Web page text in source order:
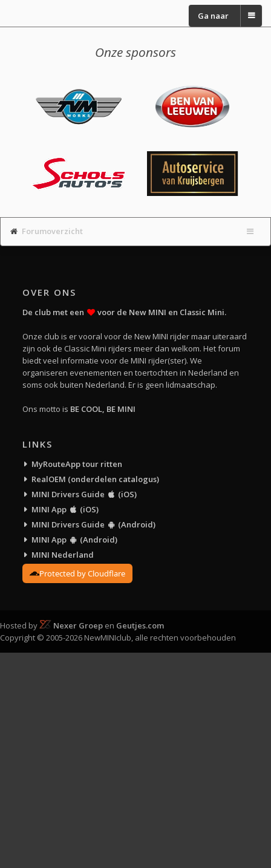
Ga naar
Onze sponsors
Forumoverzicht
OVER ONS
De club met een voor de New MINI en Classic Mini.
Onze club is er vooral voor de New MINI rijder maar uiteraard
zijn ook de Classic Mini rijders meer dan welkom. Het forum
biedt veel informatie voor de MINI rijder(ster). We
organiseren evenementen en toertochten in Nederland en
soms ook buiten Nederland. Er is geen lidmaatschap.
Ons motto is BE COOL, BE MINI
LINKS
MyRouteApp tour ritten
RealOEM (onderdelen catalogus)
MINI Drivers Guide
(iOS)
MINI App
(iOS)
MINI Drivers Guide
(Android)
MINI App
(Android)
MINI Nederland
Protected by Cloudflare
Hosted by Nexer Groep en Geutjes.com
Copyright © 2005-2026 NewMINIclub, alle rechten voorbehouden